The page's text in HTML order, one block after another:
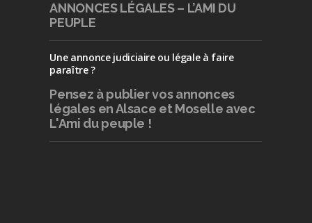
ANNONCES LÉGALES – L’AMI DU
PEUPLE
Une annonce judiciaire ou légale à faire
paraître ?
Pensez à publiervos annonces
légales en Alsace et Moselle avec
L'Ami du peuple !